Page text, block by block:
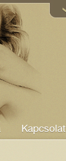
Kapcsolat